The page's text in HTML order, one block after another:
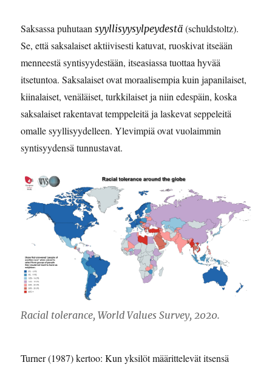
Saksassa puhutaansyyllisyysylpeydestä(schuldstoltz).
Se, että saksalaiset aktiivisesti katuvat, ruoskivat itseään
menneestä syntisyydestään, itseasiassa tuottaa hyvää
itsetuntoa. Saksalaiset ovat moraalisempia kuin japanilaiset,
kiinalaiset, venäläiset, turkkilaiset ja niin edespäin, koska
saksalaiset rakentavat temppeleitä ja laskevat seppeleitä
omalle syyllisyydelleen. Ylevimpiä ovat vuolaimmin
syntisyydensä tunnustavat.
Racial tolerance, World Values Survey, 2020.
Turner (1987) kertoo: Kun yksilöt määrittelevät itsensä